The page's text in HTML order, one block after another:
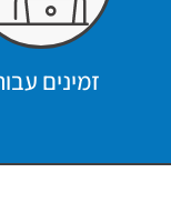
זמינים